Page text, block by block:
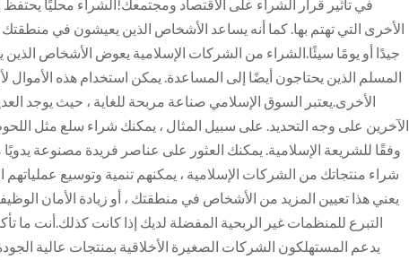
في تأثير قرار الشراء على الاقتصاد ومجتمعك!الشراء محليًا
الأخرى التي تهتم بها. كما أنه يساعد الأشخاص الذين يعيشون في
جيدًا أو يومًا سيئًا.الشراء من الشركات الإسلامية يعوض الأشخاص الذين
المسلم الذين يحتاجون أيضًا إلى المساعدة. يمكن استخدام هذه
الأخرى.يعتبر السوق الإسلامي صناعة مربحة للغاية ، حيث يوجد
الآخرين على وجه التحديد. على سبيل المثال ، يمكنك شراء سلع مثل
وفقًا للشريعة الإسلامية. يمكنك العثور على عناصر فريدة مصنوعة
شراء منتجاتك من الشركات الإسلامية ، يمكنهم تنمية وتوسيع عملياتهم
يعني هذا تعيين المزيد من الأشخاص في منطقتك ، أو زيادة الأمان
التبرع للمنظمات غير الربحية المفضلة لديك إذا كانت كذلك.أنت ما
يدعم المستهلكون الشركات الصغيرة الأخلاقية بمنتجات عالية